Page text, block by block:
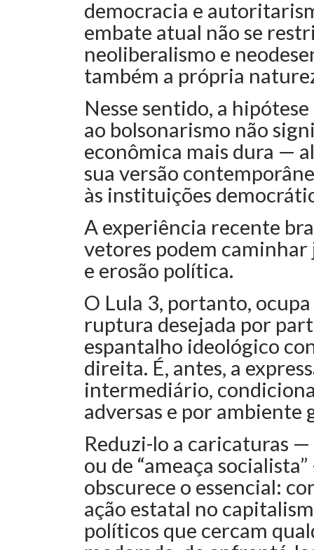
democracia e
embate atual não se
neoliberalismo e
também a própria
Nesse sentido, a
ao bolsonarismo não
econômica mais dura —
sua versão
às instituições
A experiência recente
vetores podem
e erosão política.
O Lula 3, portanto,
ruptura desejada por
espantalho ideológico
direita. É, antes, a
intermediário,
adversas e por ambiente
Reduzi-lo a caricaturas —
ou de “ameaça
obscurece o essencial:
ação estatal no
políticos que cercam